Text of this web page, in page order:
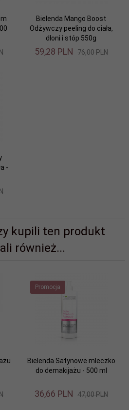
Bielenda Mango Boost
Odżywczy peeling do ciała,
dłoni i stóp 550g
59,28 PLN 76,00 PLN
-
kupili ten produkt
również...
Promocja
Bielenda Satynowe mleczko
do demakijażu - 500 ml
36,66 PLN 47,00 PLN